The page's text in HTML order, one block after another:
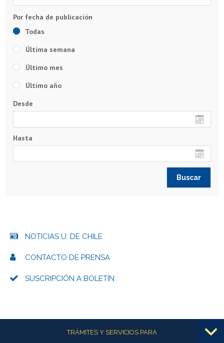
Todas
Última semana
Último mes
Último año
Desde
Hasta
NOTICIAS U. DE CHILE
CONTACTO DE PRENSA
SUSCRIPCIÓN A BOLETÍN
Más informaciónTRÁMITES Y SERVICIOS PARA